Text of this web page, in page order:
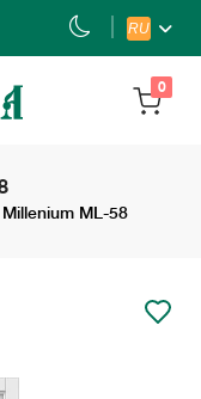
RU
0
Millenium ML-58